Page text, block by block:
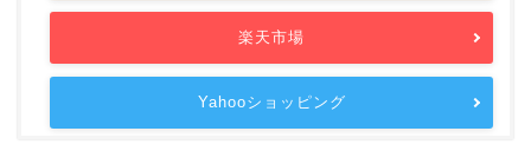
楽天市場
Yahooショッピング